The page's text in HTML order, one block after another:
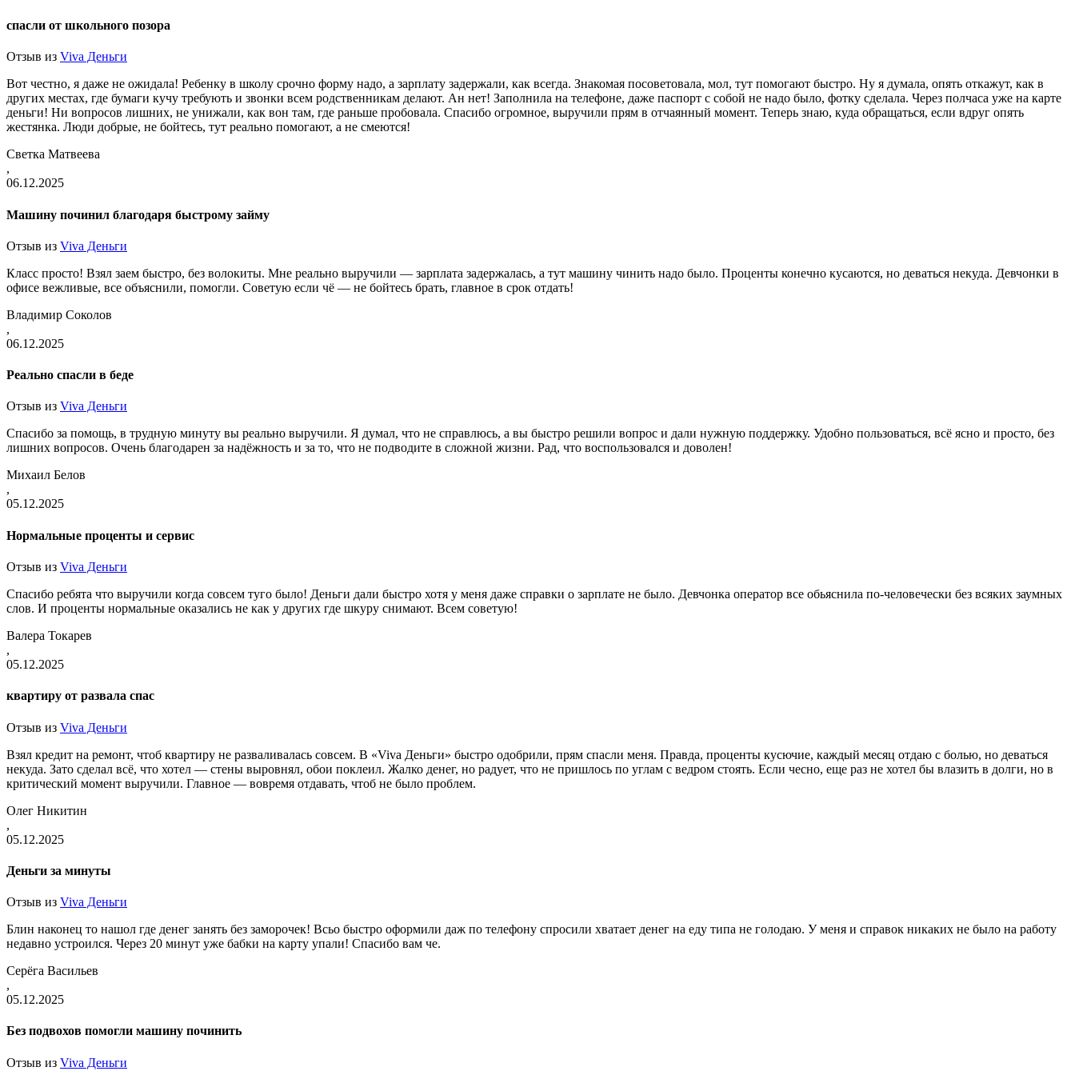
спасли от школьного позора
Отзыв из Viva Деньги
Вот честно, я даже не ожидала! Ребенку в школу срочно форму надо, а зарплату задержали, как всегда. Знакомая посоветовала, мол, тут помогают быстро. Ну я думала, опять откажут, как в
других местах, где бумаги кучу требують и звонки всем родственникам делают. Ан нет! Заполнила на телефоне, даже паспорт с собой не надо было, фотку сделала. Через полчаса уже на карте
деньги! Ни вопросов лишних, не унижали, как вон там, где раньше пробовала. Спасибо огромное, выручили прям в отчаянный момент. Теперь знаю, куда обращаться, если вдруг опять
жестянка. Люди добрые, не бойтесь, тут реально помогают, а не смеются!
Светка Матвеева
,
06.12.2025
Машину починил благодаря быстрому займу
Отзыв из Viva Деньги
Класс просто! Взял заем быстро, без волокиты. Мне реально выручили — зарплата задержалась, а тут машину чинить надо было. Проценты конечно кусаются, но деваться некуда. Девчонки в
офисе вежливые, все объяснили, помогли. Советую если чё — не бойтесь брать, главное в срок отдать!
Владимир Соколов
,
06.12.2025
Реально спасли в беде
Отзыв из Viva Деньги
Спасибо за помощь, в трудную минуту вы реально выручили. Я думал, что не справлюсь, а вы быстро решили вопрос и дали нужную поддержку. Удобно пользоваться, всё ясно и просто, без
лишних вопросов. Очень благодарен за надёжность и за то, что не подводите в сложной жизни. Рад, что воспользовался и доволен!
Михаил Белов
,
05.12.2025
Нормальные проценты и сервис
Отзыв из Viva Деньги
Спасибо ребята что выручили когда совсем туго было! Деньги дали быстро хотя у меня даже справки о зарплате не было. Девчонка оператор все обьяснила по-человечески без всяких заумных
слов. И проценты нормальные оказались не как у других где шкуру снимают. Всем советую!
Валера Токарев
,
05.12.2025
квартиру от развала спас
Отзыв из Viva Деньги
Взял кредит на ремонт, чтоб квартиру не разваливалась совсем. В «Viva Деньги» быстро одобрили, прям спасли меня. Правда, проценты кусючие, каждый месяц отдаю с болью, но деваться
некуда. Зато сделал всё, что хотел — стены выровнял, обои поклеил. Жалко денег, но радует, что не пришлось по углам с ведром стоять. Если чесно, еще раз не хотел бы влазить в долги, но в
критический момент выручили. Главное — вовремя отдавать, чтоб не было проблем.
Олег Никитин
,
05.12.2025
Деньги за минуты
Отзыв из Viva Деньги
Блин наконец то нашол где денег занять без заморочек! Всьо быстро оформили даж по телефону спросили хватает денег на еду типа не голодаю. У меня и справок никаких не было на работу
недавно устроился. Через 20 минут уже бабки на карту упали! Спасибо вам че.
Серёга Васильев
,
05.12.2025
Без подвохов помогли машину починить
Отзыв из Viva Деньги